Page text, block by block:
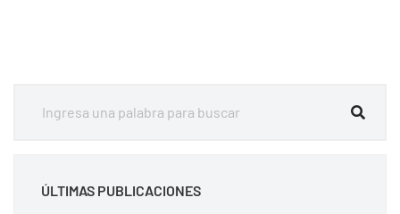
ÚLTIMAS PUBLICACIONES